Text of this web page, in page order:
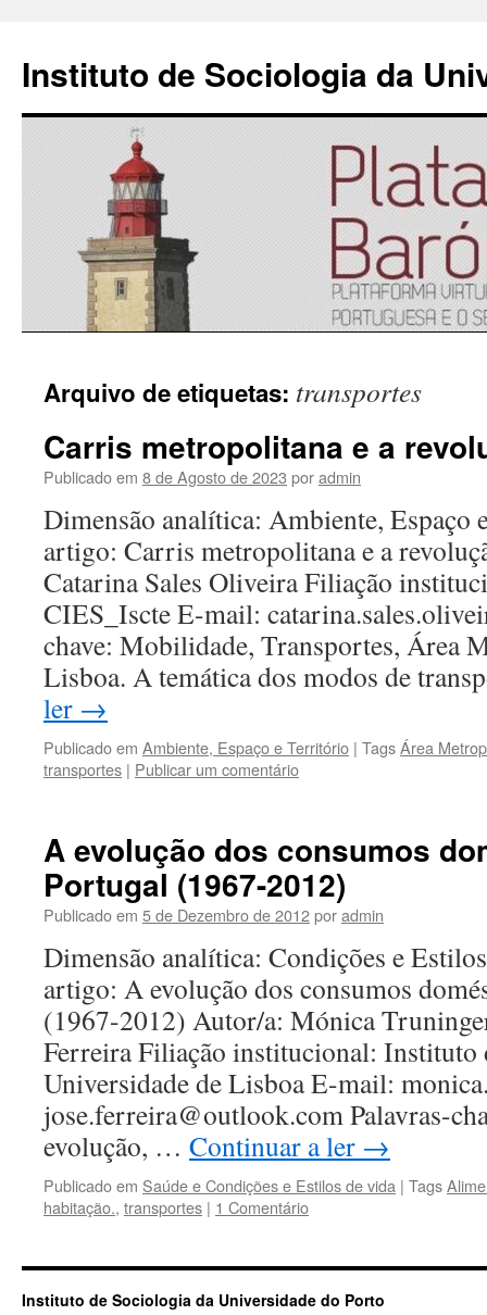
Instituto de Sociologia da
para
conteúdo
Arquivo de etiquetas: transportes
Carris metropolitana e a
Publicado em 8 de Agosto de 2023 poradmin
Dimensão analítica: Ambiente,
artigo: Carris metropolitana e a
Catarina Sales Oliveira Filiação
CIES_Iscte E-mail:
chave: Mobilidade, Transportes, Área
Lisboa. A temática dos modos de
ler →
Publicado em Ambiente, Espaço e Território | TagsÁrea
transportes | Publicar um comentário
A evolução dos consumos
Portugal (1967-2012)
Publicado em 5 de Dezembro de 2012poradmin
Dimensão analítica: Condições e
artigo: A evolução dos consumos
(1967-2012) Autor/a: Mónica
Ferreira Filiação institucional: Instituto
Universidade de Lisboa E-mail:
jose.ferreira@outlook.com Palavras-
evolução, … Continuar a ler →
Publicado em Saúde e Condições e Estilos de vida | Tags
habitação., transportes | 1 Comentário
Instituto de Sociologia da Universidade do Porto